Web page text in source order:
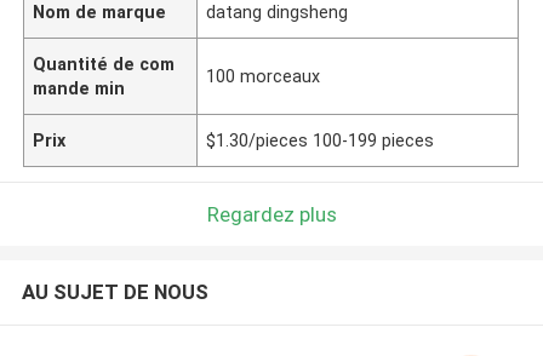
Nom de marque datang dingsheng
Quantité de com
mande min
100 morceaux
Prix $1.30/pieces 100-199 pieces
Regardez plus
AU SUJET DE NOUS